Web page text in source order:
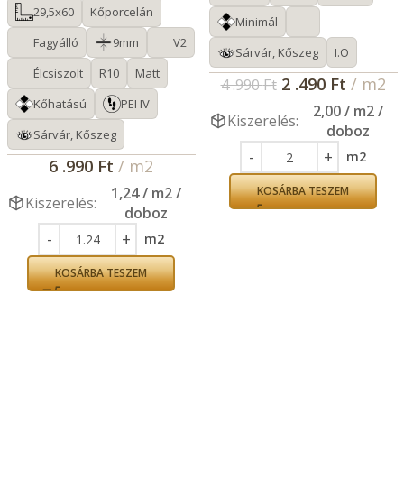
29,5x60
Kőporcelán
Fagyálló
9mm
V2
Élcsiszolt
R10
Matt
Kőhatású
PEI IV
Sárvár, Kőszeg
6 .990 Ft / m2
Kiszerelés:
1,24 / m2 /
doboz
m2
KOSÁRBA TESZEM
Minimál
Sárvár, Kőszeg
I.O
4 .990Ft 2 .490 Ft / m2
Kiszerelés:
2,00 / m2 /
doboz
m2
KOSÁRBA TESZEM